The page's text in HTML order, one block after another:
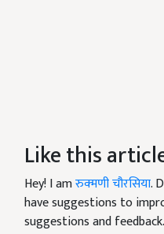
Like this
Hey! I amरुक्मणी चौरसिया.
have suggestions to
suggestions and feedback.